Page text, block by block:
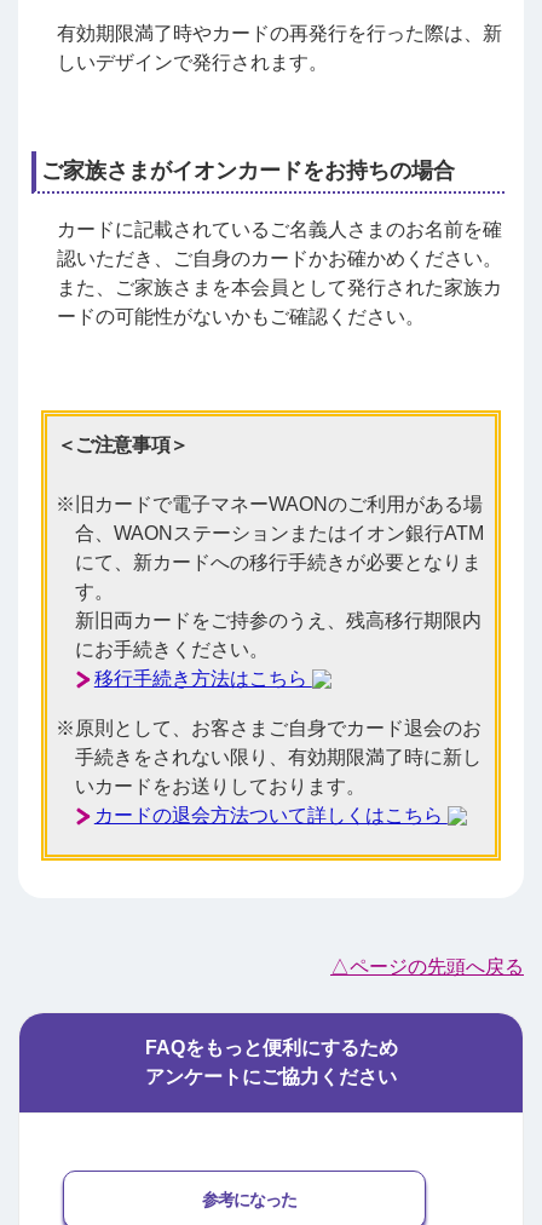
有効期限満了時やカードの再発行を行った際は、新
しいデザインで発行されます。
ご家族さまがイオンカードをお持ちの場合
カードに記載されているご名義人さまのお名前を確
認いただき、ご自身のカードかお確かめください。
また、ご家族さまを本会員として発行された家族カ
ードの可能性がないかもご確認ください。
＜ご注意事項＞
旧カードで電子マネーWAONのご利用がある場
合、WAONステーションまたはイオン銀行ATM
にて、新カードへの移行手続きが必要となりま
す。
新旧両カードをご持参のうえ、残高移行期限内
にお手続きください。
移行手続き方法はこちら
原則として、お客さまご自身でカード退会のお
手続きをされない限り、有効期限満了時に新し
いカードをお送りしております。
カードの退会方法ついて詳しくはこちら
△ページの先頭へ戻る
FAQをもっと便利にするため
アンケートにご協力ください
参考になった